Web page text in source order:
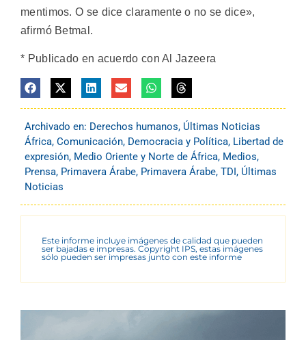
mentimos. O se dice claramente o no se dice»,
afirmó Betmal.
* Publicado en acuerdo con Al Jazeera
Archivado en: Derechos humanos, Últimas Noticias
África, Comunicación, Democracia y Política, Libertad de
expresión, Medio Oriente y Norte de África, Medios,
Prensa, Primavera Árabe, Primavera Árabe, TDI, Últimas
Noticias
Este informe incluye imágenes de calidad que pueden
ser bajadas e impresas. Copyright IPS, estas imágenes
sólo pueden ser impresas junto con este informe